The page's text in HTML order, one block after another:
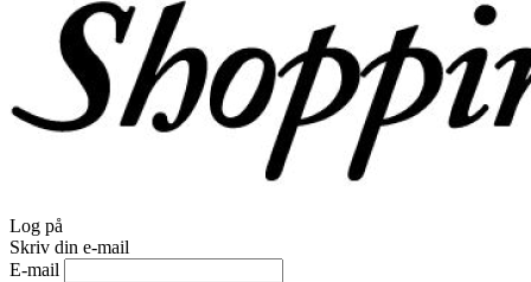
Log på
Skriv din e-mail
E-mail